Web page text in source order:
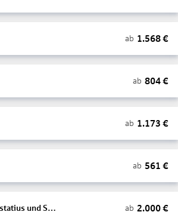
ab 1.568€
ab 804€
ab 1.173 €
ab 561 €
Bonaire, Sint Eustatius und Saba ab 2.000€